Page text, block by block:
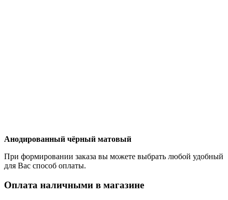
Анодированный чёрный матовый
При формировании заказа вы можете выбрать любой удобный
для Вас способ оплаты.
Оплата наличными в магазине